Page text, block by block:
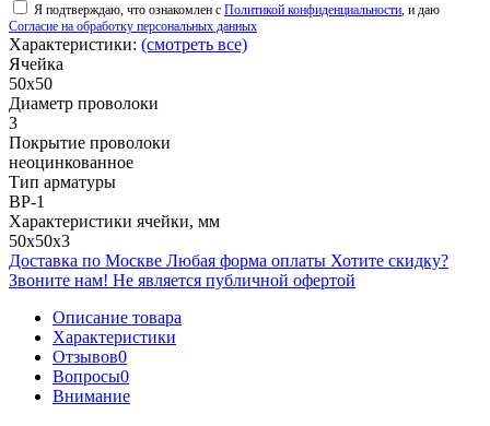
Я подтверждаю, что ознакомлен с Политикой конфиденциальности, и даю
Согласие на обработку персональных данных
Характеристики: (смотреть все)
Ячейка
50х50
Диаметр проволоки
3
Покрытие проволоки
неоцинкованное
Тип арматуры
ВР-1
Характеристики ячейки, мм
50х50х3
Доставка по Москве Любая форма оплаты Хотите скидку?
Звоните нам! Не является публичной офертой
Описание товара
Характеристики
Отзывов0
Вопросы0
Внимание